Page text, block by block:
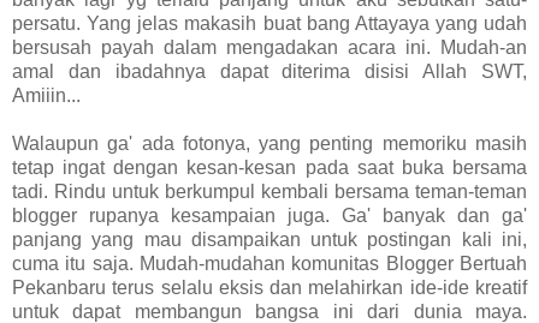
persatu. Yang jelas makasih buat bang Attayaya yang udah
bersusah payah dalam mengadakan acara ini. Mudah-an
amal dan ibadahnya dapat diterima disisi Allah SWT,
Amiiin...
Walaupun ga' ada fotonya, yang penting memoriku masih
tetap ingat dengan kesan-kesan pada saat buka bersama
tadi. Rindu untuk berkumpul kembali bersama teman-teman
blogger rupanya kesampaian juga. Ga' banyak dan ga'
panjang yang mau disampaikan untuk postingan kali ini,
cuma itu saja. Mudah-mudahan komunitas Blogger Bertuah
Pekanbaru terus selalu eksis dan melahirkan ide-ide kreatif
untuk dapat membangun bangsa ini dari dunia maya.